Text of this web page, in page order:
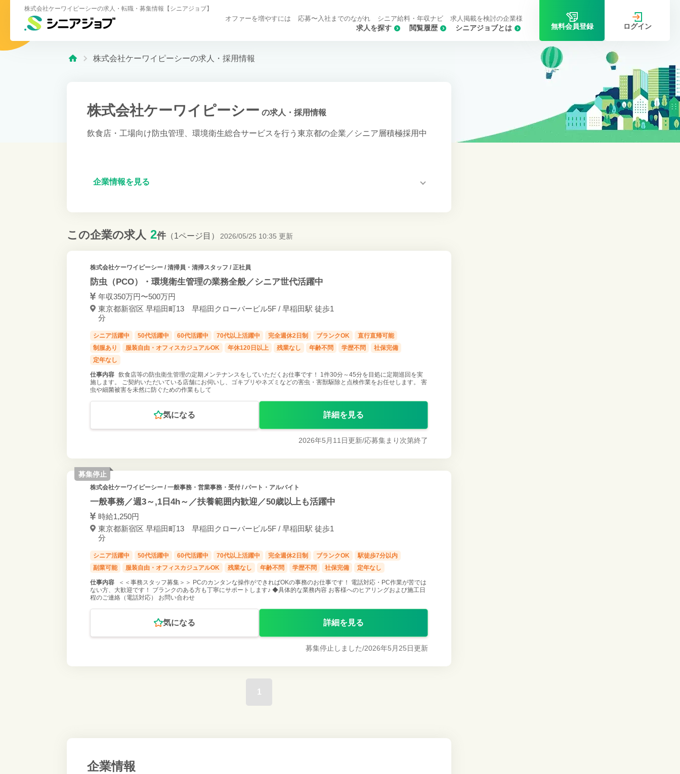
株式会社ケーワイピーシーの求人・転職・募集情報【シニアジョブ】
求人を探す シニアジョブとは
閲覧履歴
オファーを増やすには 応募〜入社までのながれ シニア給料・年収ナビ 求人掲載を検討の企業様
無料会員登録 ログイン
株式会社ケーワイピーシーの求人・採用情報
株式会社ケーワイピーシー の求人・採用情報
飲食店・工場向け防虫管理、環境衛生総合サービスを行う東京都の企業／シニア層積極採用中
企業情報を見る
この企業の求人 2件 （1ページ目） 2026/05/25 10:35 更新
株式会社ケーワイピーシー/ 清掃員・清掃スタッフ / 正社員
防虫（PCO）・環境衛生管理の業務全般／シニア世代活躍中
年収350万円〜500万円
東京都新宿区 早稲田町13 早稲田クローバービル5F / 早稲田駅 徒歩1
分
シニア活躍中 50代活躍中 60代活躍中 70代以上活躍中 完全週休2日制 ブランクOK
直行直帰可能
制服あり
服装自由・オフィスカジュアルOK 年休120日以上 残業なし 年齢不問 学歴不問
社保完備
定年なし
仕事内容
飲食店等の防虫衛生管理の定期メンテナンスをしていただくお仕事です！ 1件30分～45分を目処に定期巡回を実
施します。 ご契約いただいている店舗にお伺いし、ゴキブリやネズミなどの害虫・害獣駆除と点検作業をお任せします。 害
虫や細菌被害を未然に防ぐための作業もして
気になる 詳細を見る
2026年5月11日更新/応募集まり次第終了
募集停止
株式会社ケーワイピーシー/ 一般事務・営業事務・受付 / パート・アルバイト
一般事務／週3～,1日4h～／扶養範囲内歓迎／50歳以上も活躍中
時給1,250円
東京都新宿区 早稲田町13 早稲田クローバービル5F / 早稲田駅 徒歩1
分
シニア活躍中 50代活躍中 60代活躍中 70代以上活躍中 完全週休2日制 ブランクOK
駅徒歩7分以内
副業可能
服装自由・オフィスカジュアルOK 残業なし 年齢不問 学歴不問 社保完備 定年なし
仕事内容
＜＜事務スタッフ募集＞＞ PCのカンタンな操作ができればOKの事務のお仕事です！ 電話対応・PC作業が苦では
ない方、大歓迎です！ ブランクのある方も丁寧にサポートします♪ ◆具体的な業務内容 お客様へのヒアリングおよび施工日
程のご連絡（電話対応） お問い合わせ
気になる 詳細を見る
募集停止しました/2026年5月25日更新
1
企業情報